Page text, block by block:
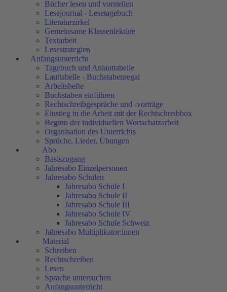
Bücher lesen und vorstellen
Lesejournal - Lesetagebuch
Literaturzirkel
Gemeinsame Klassenlektüre
Textarbeit
Lesestrategien
Anfangsunterricht
Tagebuch und Anlauttabelle
Lauttabelle - Buchstabenregal
Arbeitshefte
Buchstaben einführen
Rechtschreibgespräche und -vorträge
Einstieg in die Arbeit mit der Rechtschreibbox
Beginn der individuellen Wortschatzarbeit
Organisation des Unterrichts
Sprüche, Lieder, Übungen
Abo
Basiszugang
Jahresabo Einzelpersonen
Jahresabo Schulen
Jahresabo Schule I
Jahresabo Schule II
Jahresabo Schule III
Jahresabo Schule IV
Jahresabo Schule Schweiz
Jahresabo Multiplikator:innen
Material
Schreiben
Rechtschreiben
Lesen
Sprache untersuchen
Anfangsunterricht